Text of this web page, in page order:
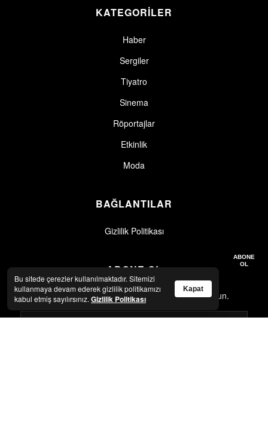
KATEGORİLER
Haber
Sergiler
Tiyatro
Sinema
Röportajlar
Etkinlik
Moda
BAĞLANTILAR
Gizlilik Politikası
ABONE OL
En son haberler ve güncellemeler için abone olun.
ABONE
OL
Bu sitede çerezler kullanılmaktadır. Sitemizi
kullanmaya devam ederek gizlilik politikamızı
kabul etmiş sayılırsınız. Gizlilik Politikası
Kapat